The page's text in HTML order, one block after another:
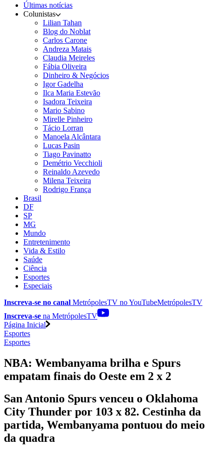
Últimas notícias
Colunistas
Lilian Tahan
Blog do Noblat
Carlos Carone
Andreza Matais
Claudia Meireles
Fábia Oliveira
Dinheiro & Negócios
Igor Gadelha
Ilca Maria Estevão
Isadora Teixeira
Mario Sabino
Mirelle Pinheiro
Tácio Lorran
Manoela Alcântara
Lucas Pasin
Tiago Pavinatto
Demétrio Vecchioli
Reinaldo Azevedo
Milena Teixeira
Rodrigo França
Brasil
DF
SP
MG
Mundo
Entretenimento
Vida & Estilo
Saúde
Ciência
Esportes
Especiais
Inscreva-se no canal MetrópolesTV noYouTubeMetrópolesTV
Inscreva-se na MetrópolesTV
Página Inicial
Esportes
Esportes
NBA: Wembanyama brilha e Spurs
empatam finais do Oeste em 2 x 2
San Antonio Spurs venceu o Oklahoma
City Thunder por 103 x 82. Cestinha da
partida, Wembanyama pontuou do meio
da quadra